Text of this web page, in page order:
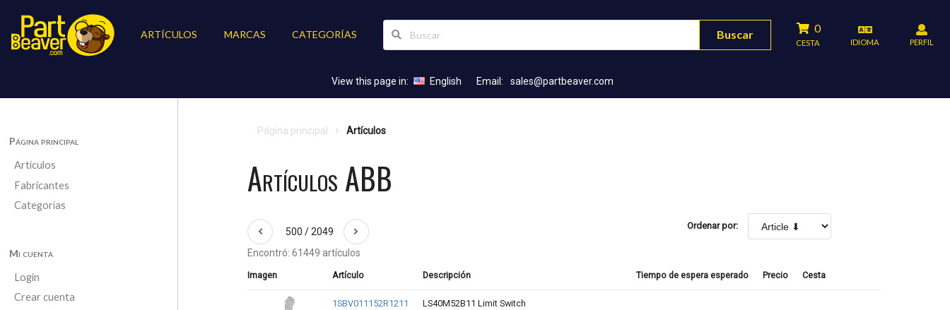
ARTÍCULOS MARCAS CATEGORÍAS Buscar 0
CESTA IDIOMA PERFIL
View this page in: English Email: sales@partbeaver.com
Página principal
Artículos
Fabricantes
Categorías
Mi cuenta
Login
Crear cuenta
Página principal Artículos
Artículos ABB
500 / 2049 Ordenar por:
Encontró: 61449 artículos
Imagen Artículo Descripción Tiempo de espera esperado Precio Cesta
1SBV011152R1211
LS40M52B11 Limit Switch